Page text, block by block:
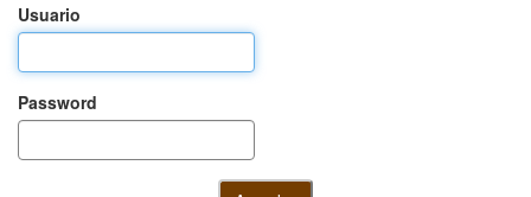
Usuario
Password